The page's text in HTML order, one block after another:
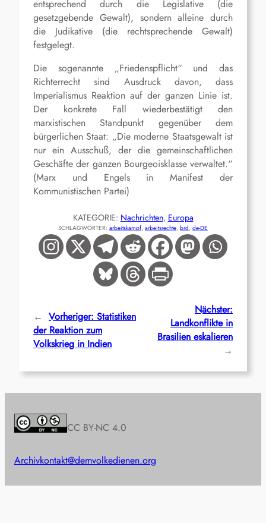
entsprechend durch die Legislative (die
gesetzgebende Gewalt), sondern alleine durch
die Judikative (die rechtsprechende Gewalt)
festgelegt.
Die sogenannte „Friedenspflicht“ und das
Richterrecht sind Ausdruck davon, dass
Imperialismus Reaktion auf der ganzen Linie ist.
Der konkrete Fall wiederbestätigt den
marxistischen Standpunkt gegenüber dem
bürgerlichen Staat: „Die moderne Staatsgewalt ist
nur ein Ausschuß, der die gemeinschaftlichen
Geschäfte der ganzen Bourgeoisklasse verwaltet.“
(Marx und Engels in Manifest der
Kommunistischen Partei)
KATEGORIE: Nachrichten, Europa
SCHLAGWÖRTER: arbeitskampf, arbeitsrechte, brd, de-DE
← Vorheriger: Statistiken
der Reaktion zum
Volkskrieg in Indien
Nächster:
Landkonflikte in
Brasilien eskalieren
→
CC BY-NC 4.0
Archivkontakt@demvolkedienen.org